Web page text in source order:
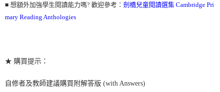
■ 想額外加強學生閱讀能力嗎? 歡迎參考： 劍橋兒童閱讀選集 Cambridge Pri
mary Reading Anthologies
★ 購買提示：
自修者及教師建議購買附解答版 (with Answers)